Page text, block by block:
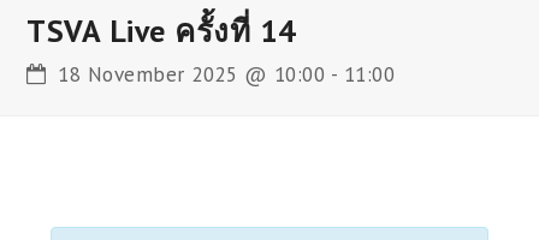
TSVA Live ครั้งที่ 14
18 November 2025 @ 10:00 - 11:00